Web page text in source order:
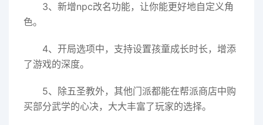
3、新增npc改名功能，让你能更好地自定义角
色。
4、开局选项中，支持设置孩童成长时长，增添
了游戏的深度。
5、除五圣教外，其他门派都能在帮派商店中购
买部分武学的心决，大大丰富了玩家的选择。